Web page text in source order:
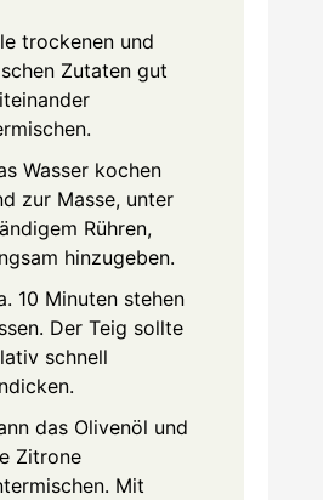
trockenen und
Zutaten gut
Wasser kochen
zur Masse, unter
Rühren,
hinzugeben.
10 Minuten stehen
Der Teig sollte
schnell
das Olivenöl und
Zitrone
Mit